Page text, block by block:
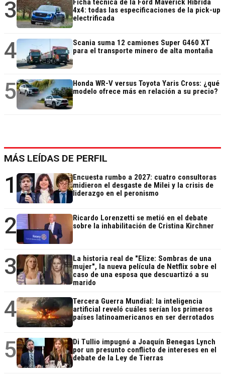
3
Ficha técnica de la Ford Maverick Híbrida
4x4: todas las especificaciones de la pick-up
electrificada
4
Scania suma 12 camiones Super G460 XT
para el transporte minero de alta montaña
5
Honda WR-V versus Toyota Yaris Cross: ¿qué
modelo ofrece más en relación a su precio?
MÁS LEÍDAS DE PERFIL
1
Encuesta rumbo a 2027: cuatro consultoras
midieron el desgaste de Milei y la crisis de
liderazgo en el peronismo
2
Ricardo Lorenzetti se metió en el debate
sobre la inhabilitación de Cristina Kirchner
3
La historia real de "Elize: Sombras de una
mujer", la nueva película de Netflix sobre el
caso de una esposa que descuartizó a su
marido
4
Tercera Guerra Mundial: la inteligencia
artificial reveló cuáles serían los primeros
países latinoamericanos en ser derrotados
5
Di Tullio impugnó a Joaquín Benegas Lynch
por un presunto conflicto de intereses en el
debate de la Ley de Tierras